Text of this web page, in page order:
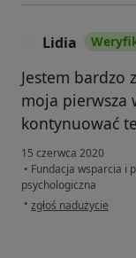
Lidia
Jestem bardzo
moja pierwsza
kontynuować
15 czerwca 2020
• Fundacja wsparcia i
psychologiczna
• w opinii użytkownika
zgłoś nadużycie